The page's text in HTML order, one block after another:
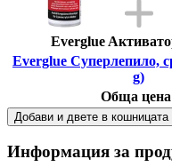
Everglue
Everglue Суперлепило,
g)
Обща
Добави и двете в кошницата
Информация за